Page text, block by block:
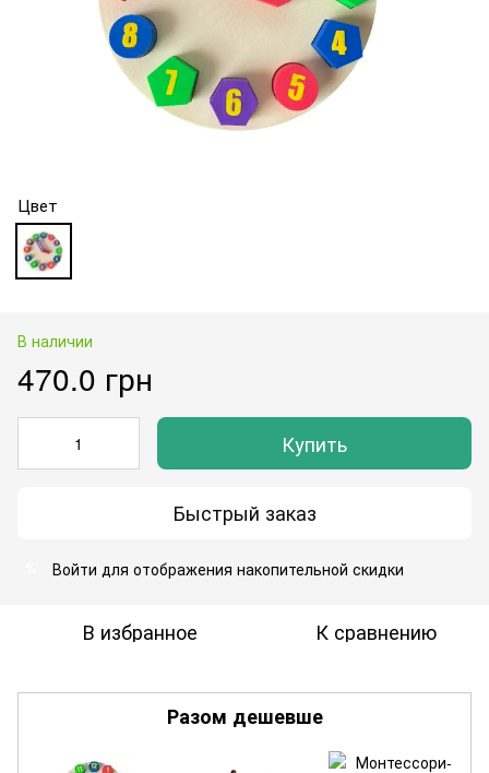
Цвет
В наличии
470.0 грн
Купить
Быстрый заказ
Войти для отображения накопительной скидки
В избранное К сравнению
Разом дешевше